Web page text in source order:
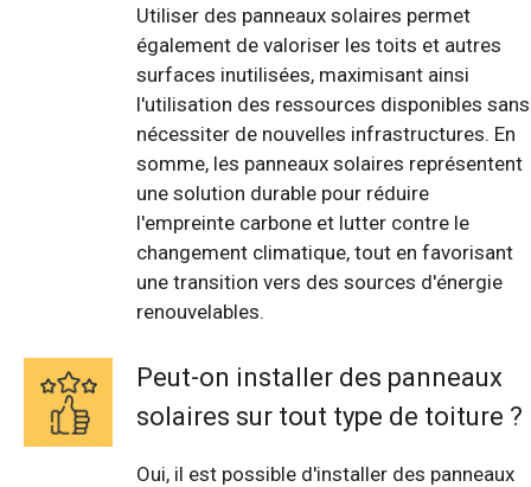
Utiliser des panneaux solaires permet
également de valoriser les toits et autres
surfaces inutilisées, maximisant ainsi
l'utilisation des ressources disponibles sans
nécessiter de nouvelles infrastructures. En
somme, les panneaux solaires représentent
une solution durable pour réduire
l'empreinte carbone et lutter contre le
changement climatique, tout en favorisant
une transition vers des sources d'énergie
renouvelables.
Peut-on installer des panneaux
solaires sur tout type de toiture ?
Oui, il est possible d'installer des panneaux